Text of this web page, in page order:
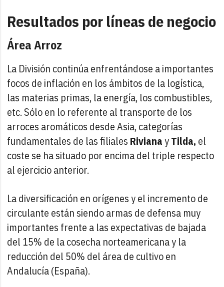
Resultados por líneas de negocio
Área Arroz
La División continúa enfrentándose a importantes
focos de inflación en los ámbitos de la logística,
las materias primas, la energía, los combustibles,
etc. Sólo en lo referente al transporte de los
arroces aromáticos desde Asia, categorías
fundamentales de las filiales RivianayTilda, el
coste se ha situado por encima del triple respecto
al ejercicio anterior.
La diversificación en orígenes y el incremento de
circulante están siendo armas de defensa muy
importantes frente a las expectativas de bajada
del 15% de la cosecha norteamericana y la
reducción del 50% del área de cultivo en
Andalucía (España).